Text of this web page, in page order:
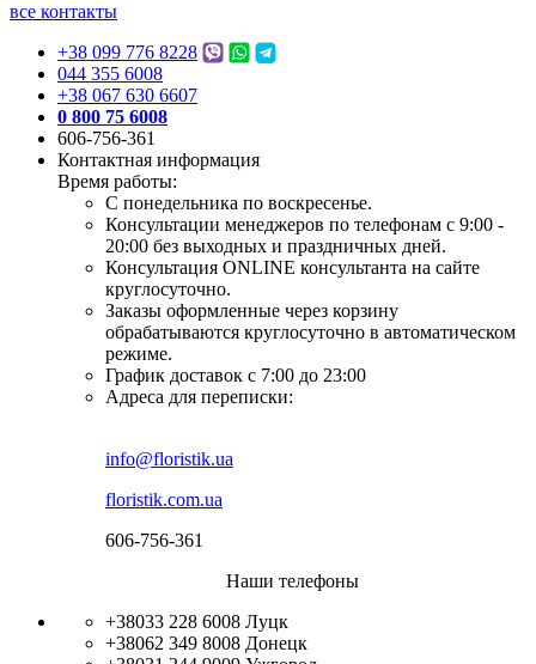
все контакты
+38 099 776 8228
044 355 6008
+38 067 630 6607
0 800 75 6008
606-756-361
Контактная информация
Время работы:
С понедельника по воскресенье.
Консультации менеджеров по телефонам с 9:00 -
20:00 без выходных и праздничных дней.
Консультация ONLINE консультанта на сайте
круглосуточно.
Заказы оформленные через корзину
обрабатываются круглосуточно в автоматическом
режиме.
График доставок с 7:00 до 23:00
Адреса для переписки:
info@floristik.ua
floristik.com.ua
606-756-361
Наши телефоны
+38033 228 6008 Луцк
+38062 349 8008 Донецк